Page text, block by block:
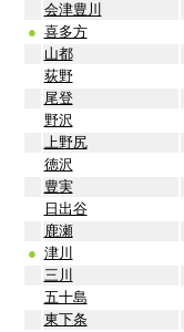
会津豊川
● 喜多方
山都
荻野
尾登
野沢
上野尻
徳沢
豊実
日出谷
鹿瀬
● 津川
三川
五十島
東下条